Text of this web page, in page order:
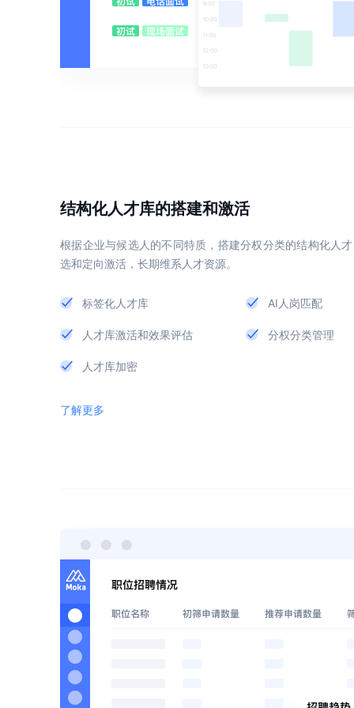
结构化人才库的搭建和激活
根据企业与候选人的不同特质，搭建分权分类的结构化人
选和定向激活，长期维系人才资源。
标签化人才库 AI人岗匹配
人才库激活和效果评估 分权分类管理
人才库加密
了解更多